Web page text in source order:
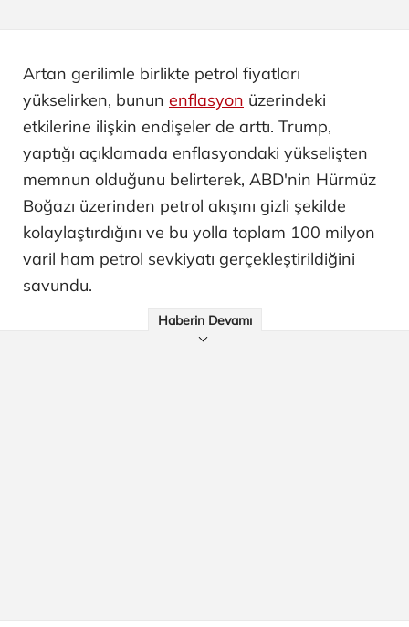
Artan gerilimle birlikte petrol fiyatları
yükselirken, bunun enflasyon üzerindeki
etkilerine ilişkin endişeler de arttı. Trump,
yaptığı açıklamada enflasyondaki yükselişten
memnun olduğunu belirterek, ABD'nin Hürmüz
Boğazı üzerinden petrol akışını gizli şekilde
kolaylaştırdığını ve bu yolla toplam 100 milyon
varil ham petrol sevkiyatı gerçekleştirildiğini
savundu.
Haberin Devamı